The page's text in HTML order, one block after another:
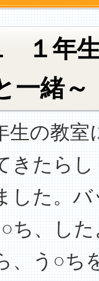
１年
一緒～
の教室
きたら
した。
ち、し
、う○ち